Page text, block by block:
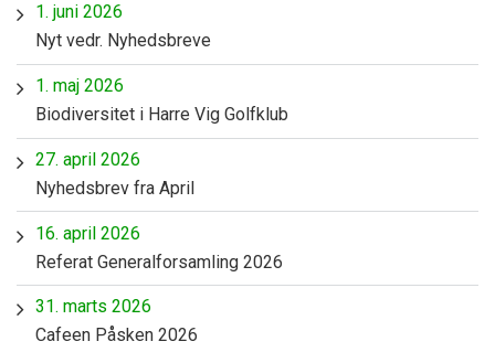
1. juni 2026
Nyt vedr. Nyhedsbreve
1. maj 2026
Biodiversitet i Harre Vig Golfklub
27. april 2026
Nyhedsbrev fra April
16. april 2026
Referat Generalforsamling 2026
31. marts 2026
Cafeen Påsken 2026